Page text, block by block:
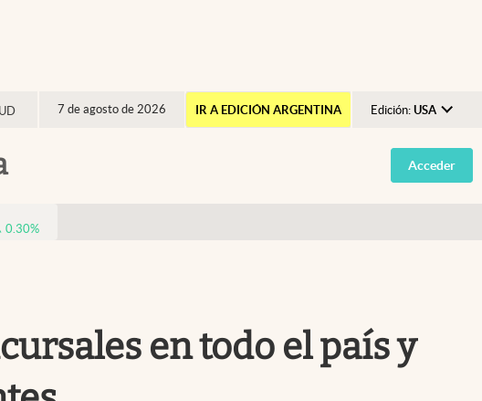
7 de agosto de 2026 IR A EDICIÓN ARGENTINA Edición: USA
Argentina
España
Acceder
0.30%
en todo el país y